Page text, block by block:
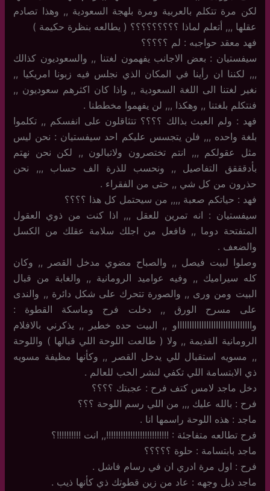
لكن مرة تتكلم بالعربية ومرة بلهجة السعودية ,, وهذا تصادم
عقلها ,,, أتعلم لماذا ؟؟؟؟؟؟؟؟؟ ( يطالعه بنظرة حكيمة )
فهد معقد حواجبه : لم ؟؟؟؟؟
سيفستيان : بعض الاجانب يفهمون لغتنا ,, والسعوديون كذالك
,,, لكننا ان رأينا في المكان الذي نجلس فيه زبونا امريكيا ,,
نغير لغتنا الى اللغة السعودية ,, واذا كان اكثرهم سعوديون ,,
فنتكلم بلغتنا ,, وهكذا ,,, لن يفهموا مخططنا .
فهد : ولم العبث بذالك ؟؟؟؟ تتثاقلون على انفسكم ,, تكلموا
بلغة واحده ,,, فلن يتجسس عليكم احد سيفستيان : نحن ليس
مثل عقولكم ,,, انتم تختصرون ولاتبالون ,, لكن نحن نهتم
بأدقققق التفاصيل ,, ونحسب للذرة الف حساب ,,, نحن
حذرون من كل شي ,, حتى من الفقراء .
فهد : حياتكم صعبة ,,,, من سيحتمل كل هذا ؟؟؟؟
سيفستيان : انه تمرين للعقل ,,, اذا كنت من ذوي العقول
المتفتحة دوما ,, فافعل من اجلك سلامة عقلك من الكسل
والضعف .
وصلوا لبيت فيصل ,, والصباح مضوي مدخل القصر ,, وكان
كله سيراميك ,, وفيه عواميد الرومانية ,, والغابة من قبال
البيت ومن ورى ,, والصورة تتحرك على شكل دائرة ,, والندى
على مسرح الورق ,, دخلت فرح وماسكة القطوة :
واااااااااااااااااااااااااااااااو ,, البيت حده خطير ,, يذكرني بالافلام
الرومانية القديمة ,, ولا ( طالعت اللوحة اللي قبالها ) واللوحة
,, مسويه استقبال للي يدخل القصر ,, وكأنها مظيفة مسويه
ذي الابتسامة اللي تكفي لنشر الحب للعالم .
دخل ماجد لامس كتف فرح : عجبتك ؟؟؟؟
فرح : بالله عليك ,,, من اللي رسم اللوحة ؟؟؟
ماجد : هذه اللوحة راسمها انا .
فرح تطالعه متفاجئة : !!!!!!!!!!!!!!!!!!!!!!!!!!,, انت !!!!!!!!!!؟
ماجد بابتسامة : حلوة ؟؟؟؟؟
فرح : اول مرة ادري ان في رسام فاشل .
ماجد ذبل وجهه : عاد من زين قطوتك ذي كأنها ذيب .